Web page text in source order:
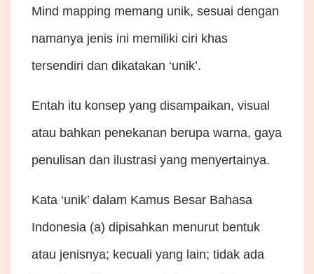
Mind mapping memang unik, sesuai dengan
namanya jenis ini memiliki ciri khas
tersendiri dan dikatakan ‘unik’.
Entah itu konsep yang disampaikan, visual
atau bahkan penekanan berupa warna, gaya
penulisan dan ilustrasi yang menyertainya.
Kata ‘unik’ dalam Kamus Besar Bahasa
Indonesia (a) dipisahkan menurut bentuk
atau jenisnya; kecuali yang lain; tidak ada